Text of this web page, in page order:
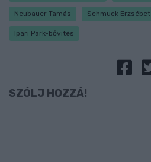
Neubauer Tamás Schmuck Erzsébet
Ipari Park-bővítés
SZÓLJ HOZZÁ!